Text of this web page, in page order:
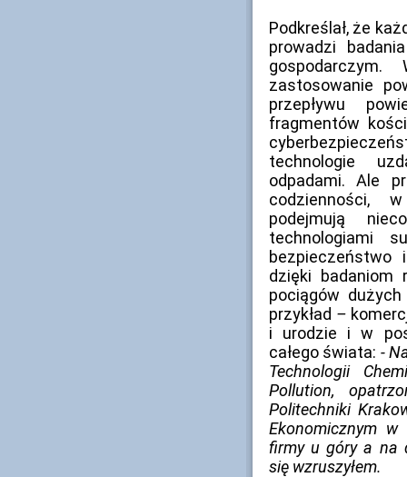
Podkreślał, że
prowadzi
gospodarczym.
zastosowanie
przepływu
fragmentów
technologie
odpadami. Ale
codzienności,
podejmują
technologiami
bezpieczeństwo
dzięki badaniom
pociągów
przykład –
i urodzie i w
całego świata: -
Technologii
Pollution,
Politechniki
Ekonomicznym
firmy u góry a na
się wzruszyłem.